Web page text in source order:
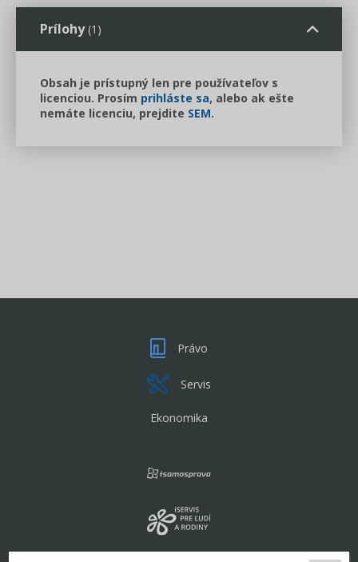
Prílohy (1)
Obsah je prístupný len pre používateľov s
licenciou. Prosím prihláste sa, alebo ak ešte
nemáte licenciu, prejdite SEM.
Právo
Servis
Ekonomika